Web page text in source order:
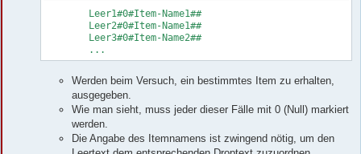
	...
Werden beim Versuch, ein bestimmtes Item zu erhalten,
ausgegeben.
Wie man sieht, muss jeder dieser Fälle mit 0 (Null) markiert
werden.
Die Angabe des Itemnamens ist zwingend nötig, um den